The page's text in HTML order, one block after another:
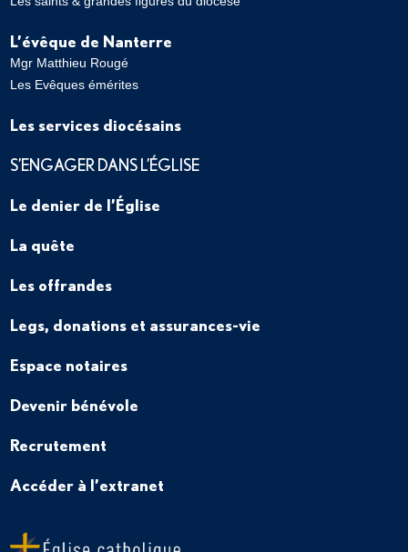
L’évêque de Nanterre
Mgr Matthieu Rougé
Les Evêques émérites
Les services diocésains
S’ENGAGER DANS L’ÉGLISE
Le denier de l’Église
La quête
Les offrandes
Legs, donations et assurances-vie
Espace notaires
Devenir bénévole
Recrutement
Accéder à l’extranet